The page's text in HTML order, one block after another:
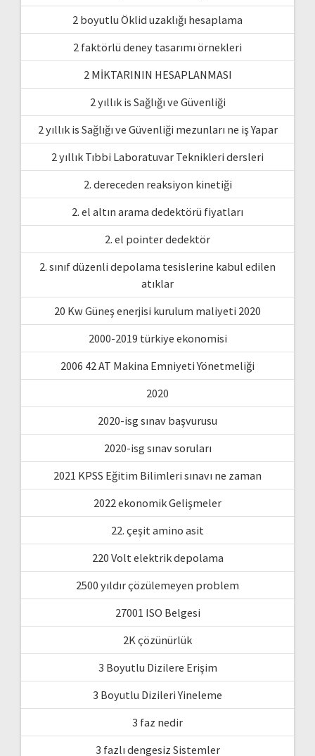
2 boyutlu Öklid uzaklığı hesaplama
2 faktörlü deney tasarımı örnekleri
2 MİKTARININ HESAPLANMASI
2 yıllık is Sağlığı ve Güvenliği
2 yıllık is Sağlığı ve Güvenliği mezunları ne iş Yapar
2 yıllık Tıbbi Laboratuvar Teknikleri dersleri
2. dereceden reaksiyon kinetiği
2. el altın arama dedektörü fiyatları
2. el pointer dedektör
2. sınıf düzenli depolama tesislerine kabul edilen
atıklar
20 Kw Güneş enerjisi kurulum maliyeti 2020
2000-2019 türkiye ekonomisi
2006 42 AT Makina Emniyeti Yönetmeliği
2020
2020-isg sınav başvurusu
2020-isg sınav soruları
2021 KPSS Eğitim Bilimleri sınavı ne zaman
2022 ekonomik Gelişmeler
22. çeşit amino asit
220 Volt elektrik depolama
2500 yıldır çözülemeyen problem
27001 ISO Belgesi
2K çözünürlük
3 Boyutlu Dizilere Erişim
3 Boyutlu Dizileri Yineleme
3 faz nedir
3 fazlı dengesiz Sistemler